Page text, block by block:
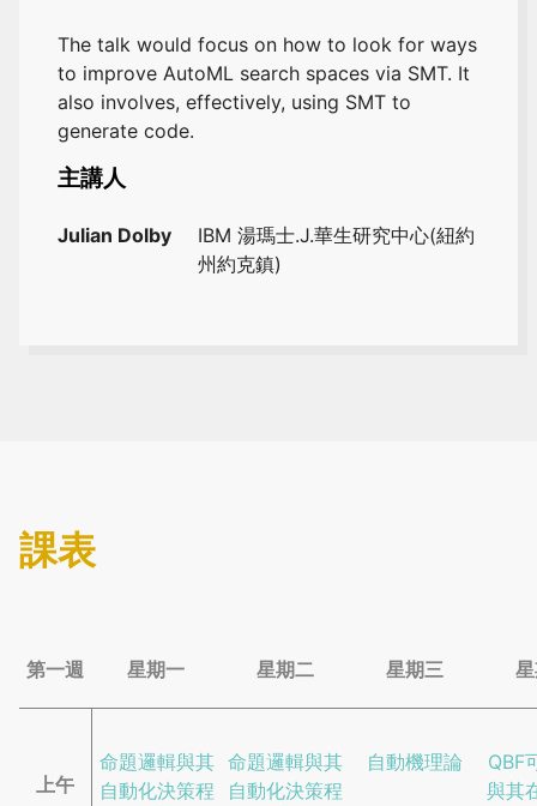
The talk would focus on how to look for ways
to improve AutoML search spaces via SMT. It
also involves, effectively, using SMT to
generate code.
主講人
Julian Dolby
IBM 湯瑪士.J.華生研究中心(紐約
州約克鎮)
課表
第一週 星期一 星期二 星期三
上午
命題邏輯與其
自動化決策程
命題邏輯與其
自動化決策程
自動機理論
QBF
與其